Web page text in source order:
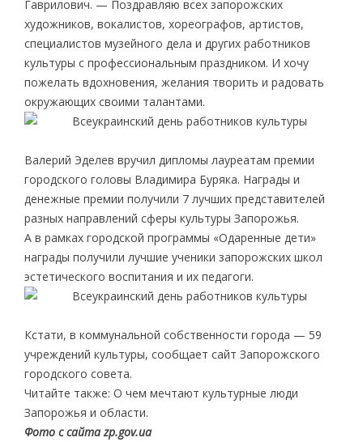
Гаврилович. — Поздравляю всех запорожских
художников, вокалистов, хореографов, артистов,
специалистов музейного дела и других работников
культуры с профессиональным праздником. И хочу
пожелать вдохновения, желания творить и радовать
окружающих своими талантами.
Валерий Эделев вручил дипломы лауреатам премии
городского головы Владимира Буряка. Награды и
денежные премии получили 7 лучших представителей
разных направлений сферы культуры Запорожья.
А в рамках городской программы «Одаренные дети»
награды получили лучшие ученики запорожских школ
эстетического воспитания и их педагоги.
Кстати, в коммунальной собственности города — 59
учреждений культуры, сообщает сайт Запорожского
городского совета.
Читайте также: О чем мечтают культурные люди
Запорожья и области.
Фото с сайта zp.gov.ua